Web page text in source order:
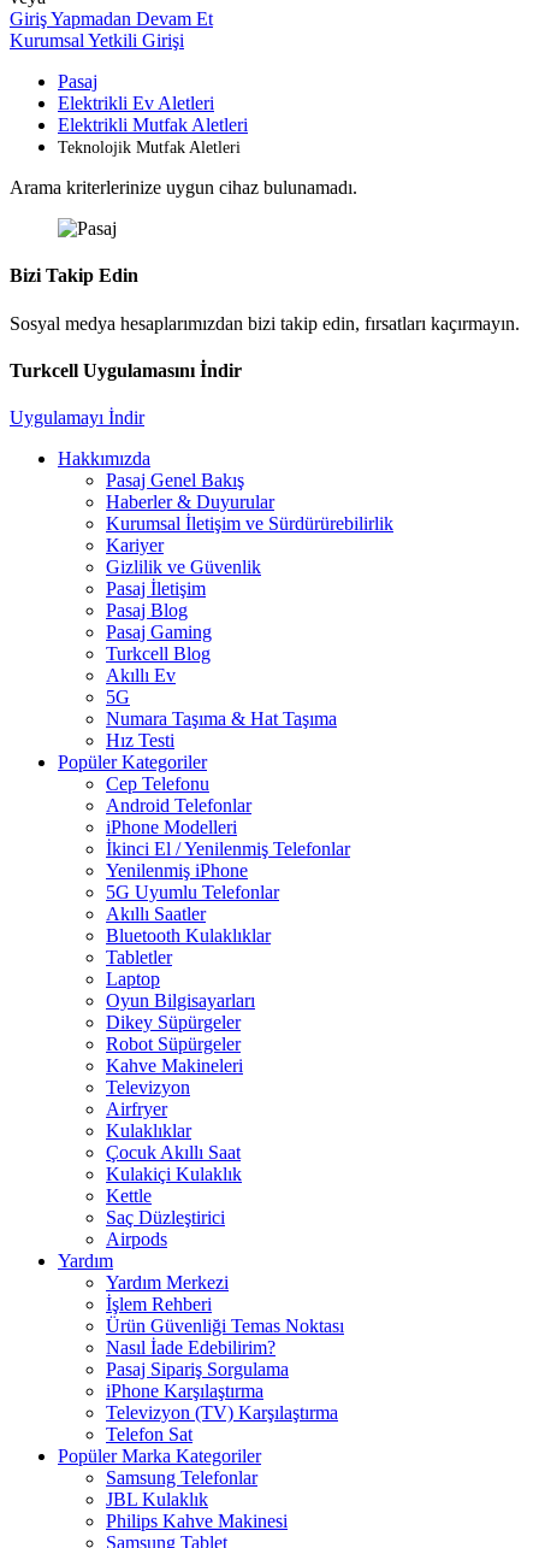
Giriş Yapmadan Devam Et
Kurumsal Yetkili Girişi
Pasaj
Elektrikli Ev Aletleri
Elektrikli Mutfak Aletleri
Teknolojik Mutfak Aletleri
Arama kriterlerinize uygun cihaz bulunamadı.
Bizi Takip Edin
Sosyal medya hesaplarımızdan bizi takip edin, fırsatları kaçırmayın.
Turkcell Uygulamasını İndir
Uygulamayı İndir
Hakkımızda
Pasaj Genel Bakış
Haberler & Duyurular
Kurumsal İletişim ve Sürdürürebilirlik
Kariyer
Gizlilik ve Güvenlik
Pasaj İletişim
Pasaj Blog
Pasaj Gaming
Turkcell Blog
Akıllı Ev
5G
Numara Taşıma & Hat Taşıma
Hız Testi
Popüler Kategoriler
Cep Telefonu
Android Telefonlar
iPhone Modelleri
İkinci El / Yenilenmiş Telefonlar
Yenilenmiş iPhone
5G Uyumlu Telefonlar
Akıllı Saatler
Bluetooth Kulaklıklar
Tabletler
Laptop
Oyun Bilgisayarları
Dikey Süpürgeler
Robot Süpürgeler
Kahve Makineleri
Televizyon
Airfryer
Kulaklıklar
Çocuk Akıllı Saat
Kulakiçi Kulaklık
Kettle
Saç Düzleştirici
Airpods
Yardım
Yardım Merkezi
İşlem Rehberi
Ürün Güvenliği Temas Noktası
Nasıl İade Edebilirim?
Pasaj Sipariş Sorgulama
iPhone Karşılaştırma
Televizyon (TV) Karşılaştırma
Telefon Sat
Popüler Marka Kategoriler
Samsung Telefonlar
JBL Kulaklık
Philips Kahve Makinesi
Samsung Tablet